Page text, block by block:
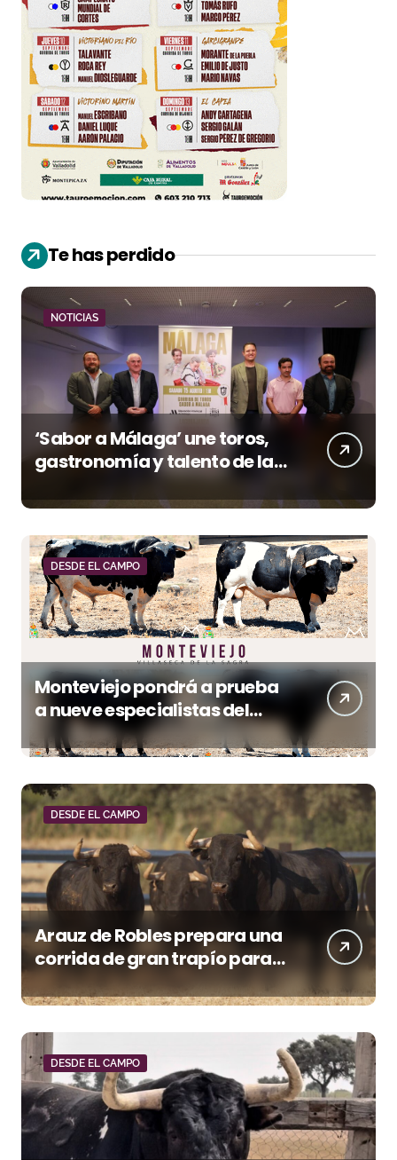
Te has perdido
NOTICIAS
‘Sabor a Málaga’ une toros,
gastronomía y talento de la
tierra en La Malagueta
DESDE EL CAMPO
Monteviejo pondrá a prueba
a nueve especialistas del
recorte mañana en Villaseca
DESDE EL CAMPO
Arauz de Robles prepara una
corrida de gran trapío para
la despedida de Víctor Puerto
en Ciudad Real (Vídeo)
DESDE EL CAMPO